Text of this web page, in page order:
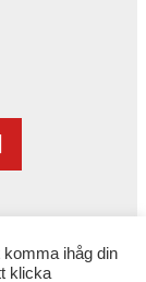
ihåg din
klicka